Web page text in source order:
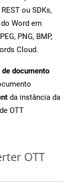
ou SDKs,
Word em
PNG, BMP,
Cloud.
documento
da instância da
OTT
OTT